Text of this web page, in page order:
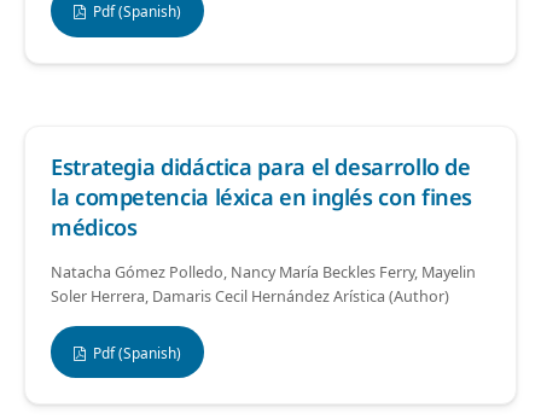
Pdf (Spanish)
Estrategia didáctica para el desarrollo de
la competencia léxica en inglés con fines
médicos
Natacha Gómez Polledo, Nancy María Beckles Ferry, Mayelin
Soler Herrera, Damaris Cecil Hernández Arística (Author)
Pdf (Spanish)